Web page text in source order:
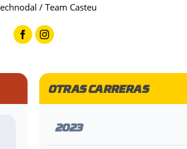
/ Team Casteu
OTRAS CARRERAS
2023